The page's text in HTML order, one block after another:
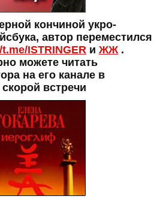
кончиной укро-
автор переместился
ISTRINGER и ЖЖ.
можете читать
на его канале в
встречи